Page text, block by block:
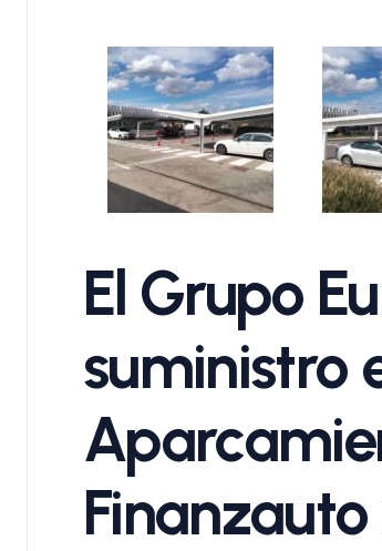
El Grupo
suministro